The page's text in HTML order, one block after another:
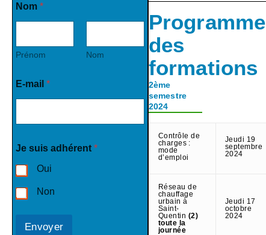
Nom *
Prénom Nom
E-mail *
Je suis adhérent *
Oui
Non
Envoyer
Programme
des
formations
2ème
semestre
2024
Contrôle de
charges :
mode
d’emploi
Jeudi 19
septembre
2024
Réseau de
chauffage
urbain à
Saint-
Quentin (2)
toute la
journée
Jeudi 17
octobre
2024